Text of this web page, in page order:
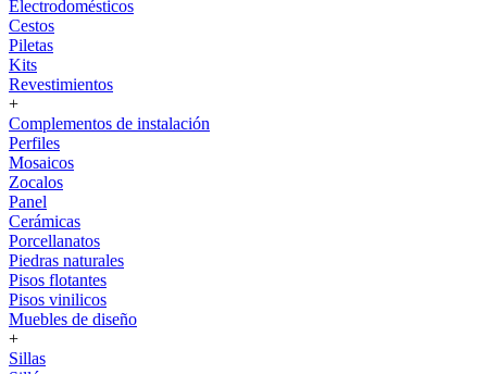
Electrodomésticos
Cestos
Piletas
Kits
Revestimientos
+
Complementos de instalación
Perfiles
Mosaicos
Zocalos
Panel
Cerámicas
Porcellanatos
Piedras naturales
Pisos flotantes
Pisos vinilicos
Muebles de diseño
+
Sillas